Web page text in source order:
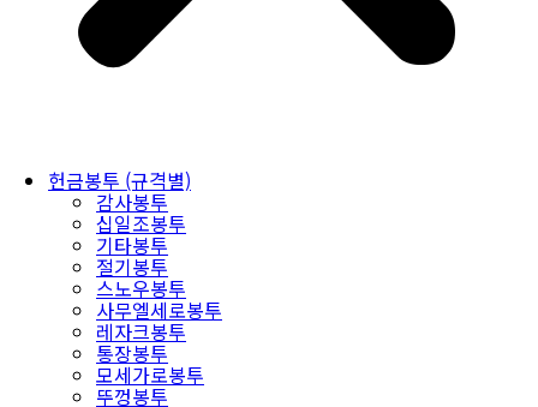
헌금봉투 (규격별)
감사봉투
십일조봉투
기타봉투
절기봉투
스노우봉투
사무엘세로봉투
레자크봉투
통장봉투
모세가로봉투
뚜껑봉투